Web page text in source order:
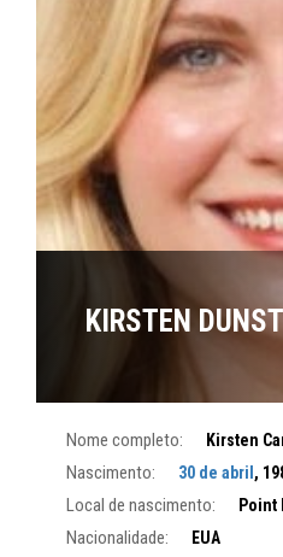
KIRSTEN DUNST
Nome completo: Kirsten
Nascimento: 30 de abril ,
Local de nascimento: Point
Nacionalidade: EUA